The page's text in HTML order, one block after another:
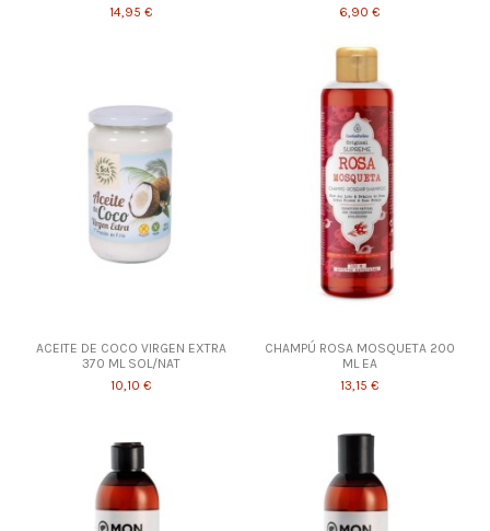
14,95 €
6,90 €
ACEITE DE COCO VIRGEN EXTRA
370 ML SOL/NAT
10,10 €
CHAMPÚ ROSA MOSQUETA 200
ML EA
13,15 €